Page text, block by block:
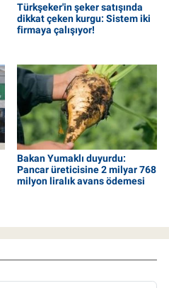
Türkşeker'in şeker satışında
dikkat çeken kurgu: Sistem iki
firmaya çalışıyor!
Bakan Yumaklı duyurdu:
Pancar üreticisine 2 milyar 768
milyon liralık avans ödemesi